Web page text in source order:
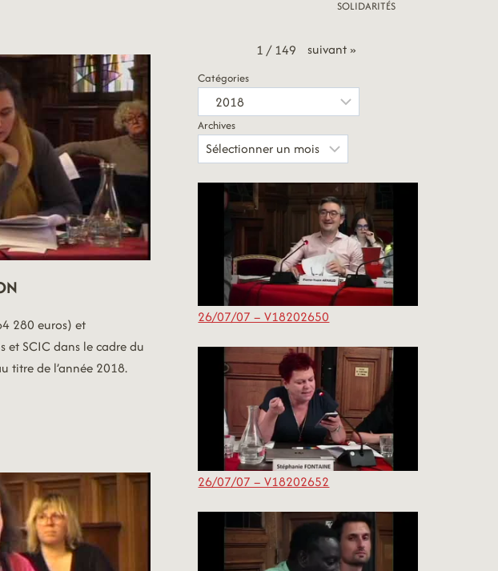
280 euros) et
et SCIC dans le cadre du
titre de l’année 2018.
SOLIDARITÉS
1 / 149 suivant»
Catégories
Archives
26/07/07 – V18202650
26/07/07 – V18202652